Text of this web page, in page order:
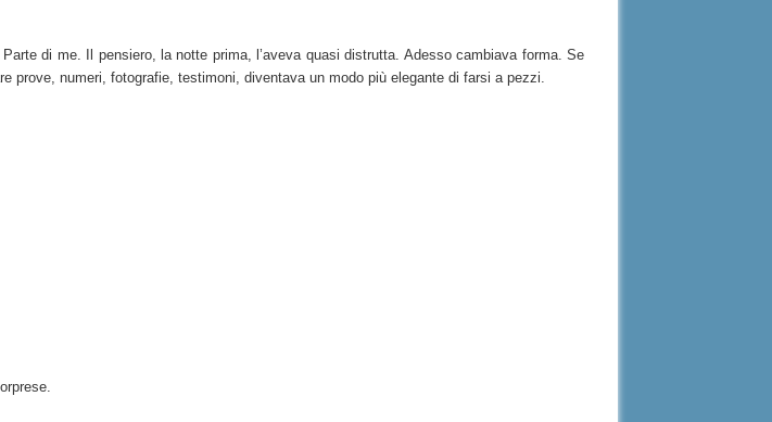
di me. Il pensiero, la notte prima, l’aveva quasi distrutta. Adesso cambiava forma. Se
numeri, fotografie, testimoni, diventava un modo più elegante di farsi a pezzi.